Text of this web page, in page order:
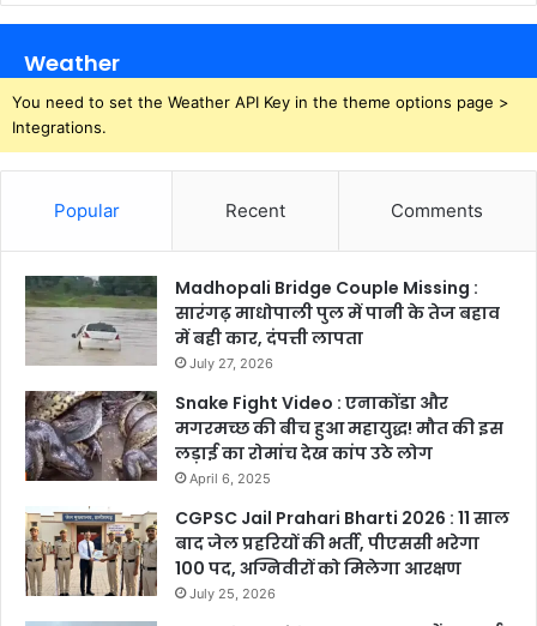
Weather
You need to set the Weather API Key in the theme options page >
Integrations.
Popular Recent Comments
Madhopali Bridge Couple Missing :
सारंगढ़ माधोपाली पुल में पानी के तेज बहाव
में बही कार, दंपत्ती लापता
July 27, 2026
Snake Fight Video : एनाकोंडा और
मगरमच्छ की बीच हुआ महायुद्ध! मौत की इस
लड़ाई का रोमांच देख कांप उठे लोग
April 6, 2025
CGPSC Jail Prahari Bharti 2026 : 11 साल
बाद जेल प्रहरियों की भर्ती, पीएससी भरेगा
100 पद, अग्निवीरों को मिलेगा आरक्षण
July 25, 2026